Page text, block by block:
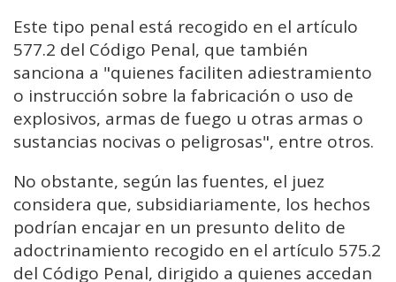
Este tipo penal está recogido en el artículo
577.2 del Código Penal, que también
sanciona a "quienes faciliten adiestramiento
o instrucción sobre la fabricación o uso de
explosivos, armas de fuego u otras armas o
sustancias nocivas o peligrosas", entre otros.
No obstante, según las fuentes, el juez
considera que, subsidiariamente, los hechos
podrían encajar en un presunto delito de
adoctrinamiento recogido en el artículo 575.2
del Código Penal, dirigido a quienes accedan